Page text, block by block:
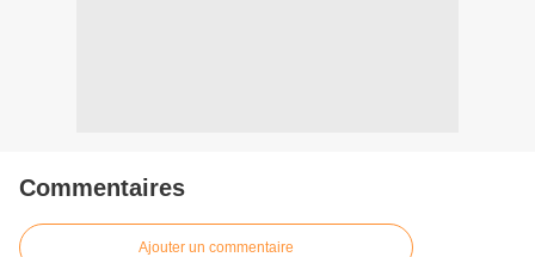
Commentaires
Ajouter un commentaire